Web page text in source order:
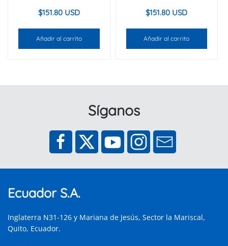
$151.80 USD
Añadir al carrito
$151.80 USD
Añadir al carrito
Síganos
Ecuador S.A.
Inglaterra N31-126 y Mariana de Jesús, Sector la Mariscal,
Quito, Ecuador.